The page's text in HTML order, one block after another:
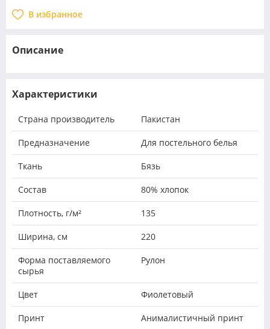
В избранное
Описание
Характеристики
Страна производитель Пакистан
Предназначение Для постельного белья
Ткань Бязь
Состав 80% хлопок
Плотность, г/м² 135
Ширина, см 220
Форма поставляемого
сырья
Рулон
Цвет Фиолетовый
Принт Анималистичный принт